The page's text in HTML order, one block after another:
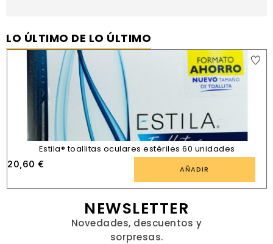
LO ÚLTIMO DE LO ÚLTIMO
Estila® toallitas oculares estériles 60 unidades
20,60 € AÑADIR
NEWSLETTER
Novedades, descuentos y
sorpresas.